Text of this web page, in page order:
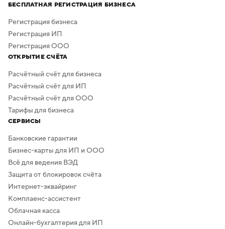
качестве. Дополнительная обработка не нужна —
в сервисе предусмотрено скачивание логотипа без
фона.
БЕСПЛАТНАЯ РЕГИСТРАЦИЯ БИЗНЕСА
Регистрация бизнеса
Регистрация ИП
Регистрация ООО
ОТКРЫТИЕ СЧЁТА
Расчётный счёт для бизнеса
Расчётный счёт для ИП
Расчётный счёт для ООО
Тарифы для бизнеса
СЕРВИСЫ
Банковские гарантии
Бизнес-карты для ИП и ООО
Всё для ведения ВЭД
Защита от блокировок счёта
Интернет-эквайринг
Комплаенс-ассистент
Облачная касса
Онлайн-бухгалтерия для ИП